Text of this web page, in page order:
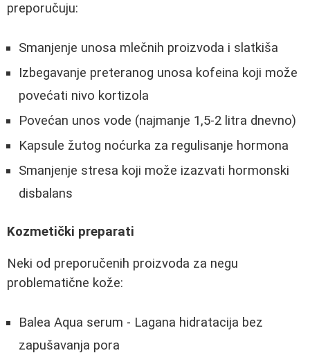
preporučuju:
Smanjenje unosa mlečnih proizvoda i slatkiša
Izbegavanje preteranog unosa kofeina koji može
povećati nivo kortizola
Povećan unos vode (najmanje 1,5-2 litra dnevno)
Kapsule žutog noćurka za regulisanje hormona
Smanjenje stresa koji može izazvati hormonski
disbalans
Kozmetički preparati
Neki od preporučenih proizvoda za negu
problematične kože:
Balea Aqua serum - Lagana hidratacija bez
zapušavanja pora